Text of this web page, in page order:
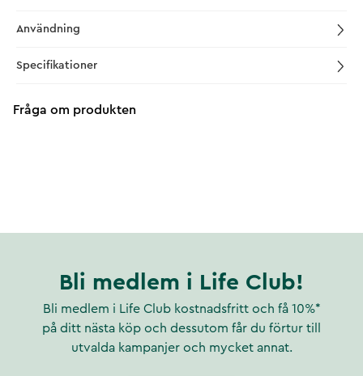
Användning
Specifikationer
Fråga om produkten
Bli medlem i Life Club!
Bli medlem i Life Club kostnadsfritt och få 10%*
på ditt nästa köp och dessutom får du förtur till
utvalda kampanjer och mycket annat.